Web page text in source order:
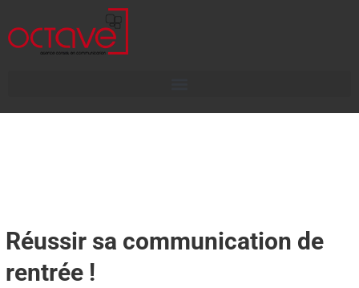
Réussir sa communication de
rentrée !